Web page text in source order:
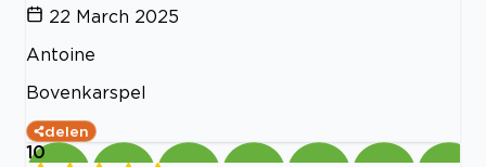
22 March 2025
Antoine
Bovenkarspel
delen
10